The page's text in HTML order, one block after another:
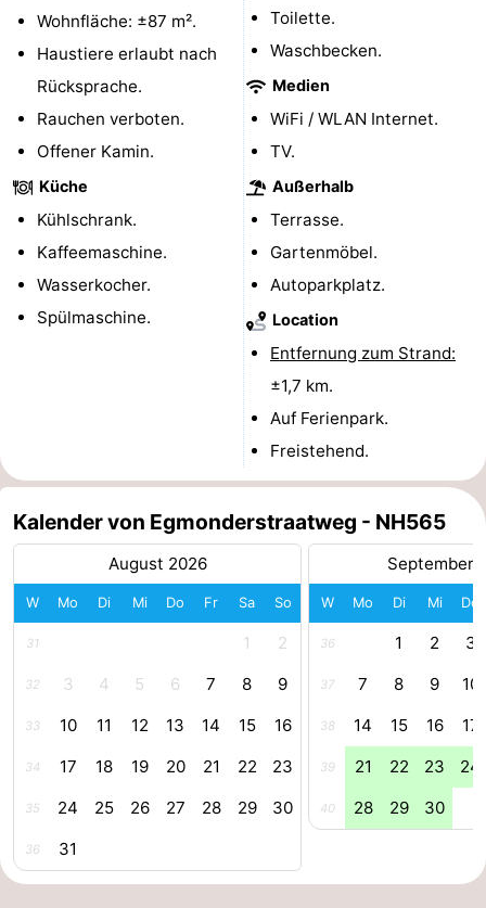
-
Spielplätze
Minigolfplätze
Dörfer
Städte
Natur
Sport
-
Schwimmbader
Surfen
-
Sportangeln
Essen
und
Veranstaltungen
Route
Wohnfläche: ±87 m².
Haustiere erlaubt nach
Rücksprache.
Rauchen verboten.
Offener Kamin.
Küche
Kühlschrank.
Kaffeemaschine.
Wasserkocher.
Spülmaschine.
Toilette.
Waschbecken.
Medien
WiFi / WLAN Internet.
TV.
Außerhalb
Terrasse.
Gartenmöbel.
Autoparkplatz.
Location
Entfernung zum Strand:
±1,7 km.
Auf Ferienpark.
Freistehend.
Kalender von Egmonderstraatweg - NH565
August 2026
W Mo Di Mi Do Fr Sa So
31 1 2
32 3 4 5 6 7 8 9
33 10 11 12 13 14 15 16
34 17 18 19 20 21 22 23
35 24 25 26 27 28 29 30
36 31
September
W Mo Di Mi Do
36 1 2 3
37 7 8 9 10
38 14 15 16 17
39 21 22 23 24
40 28 29 30